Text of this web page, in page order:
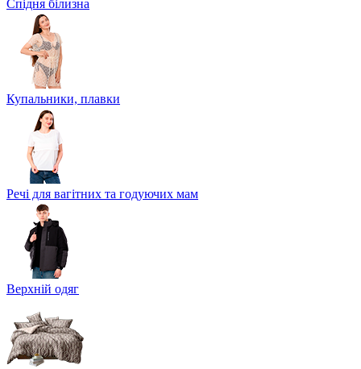
Спідня білизна
Купальники, плавки
Речі для вагітних та годуючих мам
Верхній одяг